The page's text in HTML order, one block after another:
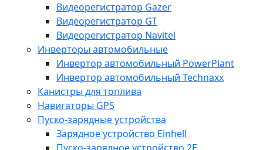
Видеорегистратор Gazer
Видеорегистратор GT
Видеорегистратор Navitel
Инверторы автомобильные
Инвертор автомобильный PowerPlant
Инвертор автомобильный Technaxx
Канистры для топлива
Навигаторы GPS
Пуско-зарядные устройства
Зарядное устройство Einhell